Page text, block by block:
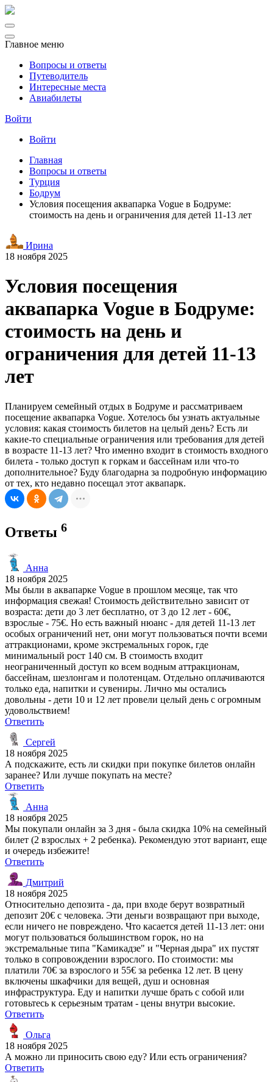
Главное меню
Вопросы и ответы
Путеводитель
Интересные места
Авиабилеты
Войти
Войти
Главная
Вопросы и ответы
Турция
Бодрум
Условия посещения аквапарка Vogue в Бодруме:
стоимость на день и ограничения для детей 11-13 лет
Ирина
18 ноября 2025
Условия посещения
аквапарка Vogue в Бодруме:
стоимость на день и
ограничения для детей 11-13
лет
Планируем семейный отдых в Бодруме и рассматриваем
посещение аквапарка Vogue. Хотелось бы узнать актуальные
условия: какая стоимость билетов на целый день? Есть ли
какие-то специальные ограничения или требования для детей
в возрасте 11-13 лет? Что именно входит в стоимость входного
билета - только доступ к горкам и бассейнам или что-то
дополнительное? Буду благодарна за подробную информацию
от тех, кто недавно посещал этот аквапарк.
Ответы 6
Анна
18 ноября 2025
Мы были в аквапарке Vogue в прошлом месяце, так что
информация свежая! Стоимость действительно зависит от
возраста: дети до 3 лет бесплатно, от 3 до 12 лет - 60€,
взрослые - 75€. Но есть важный нюанс - для детей 11-13 лет
особых ограничений нет, они могут пользоваться почти всеми
аттракционами, кроме экстремальных горок, где
минимальный рост 140 см. В стоимость входит
неограниченный доступ ко всем водным аттракционам,
бассейнам, шезлонгам и полотенцам. Отдельно оплачиваются
только еда, напитки и сувениры. Лично мы остались
довольны - дети 10 и 12 лет провели целый день с огромным
удовольствием!
Ответить
Сергей
18 ноября 2025
А подскажите, есть ли скидки при покупке билетов онлайн
заранее? Или лучше покупать на месте?
Ответить
Анна
18 ноября 2025
Мы покупали онлайн за 3 дня - была скидка 10% на семейный
билет (2 взрослых + 2 ребенка). Рекомендую этот вариант, еще
и очередь избежите!
Ответить
Дмитрий
18 ноября 2025
Относительно депозита - да, при входе берут возвратный
депозит 20€ с человека. Эти деньги возвращают при выходе,
если ничего не повреждено. Что касается детей 11-13 лет: они
могут пользоваться большинством горок, но на
экстремальные типа "Камикадзе" и "Черная дыра" их пустят
только в сопровождении взрослого. По стоимости: мы
платили 70€ за взрослого и 55€ за ребенка 12 лет. В цену
включены шкафчики для вещей, душ и основная
инфраструктура. Еду и напитки лучше брать с собой или
готовьтесь к серьезным тратам - цены внутри высокие.
Ответить
Ольга
18 ноября 2025
А можно ли приносить свою еду? Или есть ограничения?
Ответить